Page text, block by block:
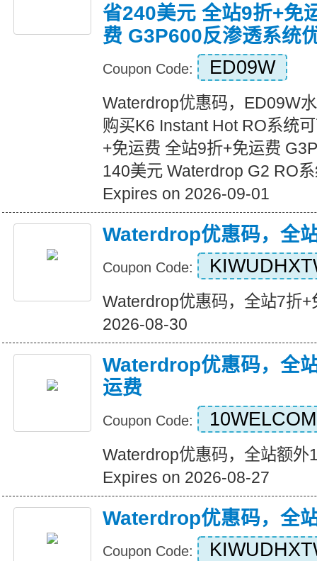
省240美元 全站9折+免
费 G3P600反渗透系统
Coupon Code: ED09W
Waterdrop优惠码，ED09W
购买K6 Instant Hot RO系统
+免运费 全站9折+免运费
140美元 Waterdrop G2 RO
Expires on 2026-09-01
Waterdrop优惠码，全
Coupon Code:
Waterdrop优惠码，全站7折
2026-08-30
Waterdrop优惠码，全
运费
Coupon Code:
Waterdrop优惠码，全站额外
Expires on 2026-08-27
Waterdrop优惠码，全
Coupon Code: